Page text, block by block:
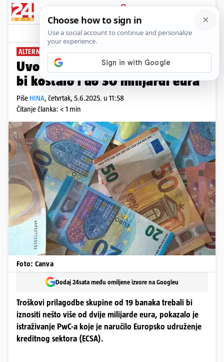
PRIJAVA
News Komentari
ALTERNATIVA SAD-U
Uvođenje digitalnog eura banke
bi koštalo i do 30 milijardi eura
Piše HINA, četvrtak, 5.6.2025. u 11:58
Čitanje članka: < 1 min
Foto: Canva
Dodaj 24sata među omiljene izvore na Googleu
Troškovi prilagodbe skupine od 19 banaka trebali bi
iznositi nešto više od dvije milijarde eura, pokazalo je
istraživanje PwC-a koje je naručilo Europsko udruženje
kreditnog sektora (ECSA).